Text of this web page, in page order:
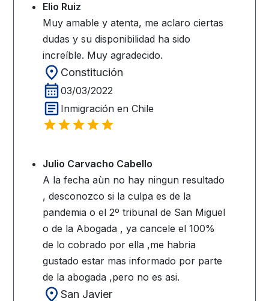
Elio Ruiz
Muy amable y atenta, me aclaro ciertas
dudas y su disponibilidad ha sido
increíble. Muy agradecido.
Constitución
03/03/2022
Inmigración en Chile
Julio Carvacho Cabello
A la fecha aùn no hay ningun resultado
, desconozco si la culpa es de la
pandemia o el 2º tribunal de San Miguel
o de la Abogada , ya cancele el 100%
de lo cobrado por ella ,me habria
gustado estar mas informado por parte
de la abogada ,pero no es asi.
San Javier